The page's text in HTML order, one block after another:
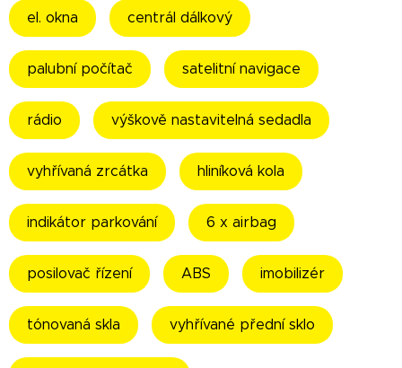
el. okna centrál dálkový
palubní počítač satelitní navigace
rádio výškově nastavitelná sedadla
vyhřívaná zrcátka hliníková kola
indikátor parkování 6 x airbag
posilovač řízení ABS imobilizér
tónovaná skla vyhřívané přední sklo